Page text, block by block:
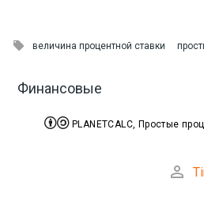
 величина процентной ставки
Финансовые
PLANETCALC, Простые
